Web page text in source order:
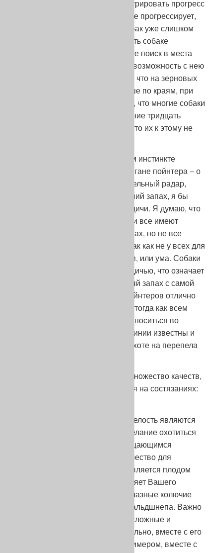
встреч с дичью должна демонстрировать прогресс
от выхода к выходу. Если она не прогрессирует,
то она не умная… И глупых собак уже слишком
много.. Охотник должен помогать собаке
приобретать опыт, направляя ее поиск в места
богатые дичью, где у нее будет возможность с нею
встретиться. Так, мы все знаем, что на зерновых
полях плотность куропатки выше по краям, при
этом на состязаниях я замечаю, что многие собаки
не идут обыскивать эти последние тридцать
метров, без сомнения потому, что их к этому не
После разговора об охотничьем инстинкте
поговорим теперь о главном органе пойнтера – о
чутье. Чутье пойнтера – удивительный радар,
способный обнаружить малейший запах, я бы
сказал, мельчайшую молекулу дичи. Я думаю, что
у всех собак есть обоняние. Они все имеют
возможность воспринимать запах, но не все
способны его анализировать, так как не у всех для
этого хватает или концентрации, или ума. Собаки
должны быть познакомлены с дичью, что означает
ассоциировать воспринимаемый запах с самой
дичью. Обоняние некоторых пойнтеров отлично
адаптируется к летней сухости, тогда как всем
известно, что запах лучше переноситься во
влажном воздухе. Некоторые линии известны и
очень ценятся в Испании для охоте на перепела
От собаки на охоте требуется множество качеств,
одно из которых не проверяется на состязаниях:
Я думаю, что страсть к дичи, смелость являются
двигателями выносливости. Желание охотиться
несколько часов под непрекращающимся
холодным дождем – ценное качество для
пользователей. Это качество является плодом
страсти, эта же страсть заставляет Вашего
пойнтера лезть в самые непролазные колючие
заросли в поисках местового вальдшнепа. Важно
ставить перед Вашим щенком сложные и
разнообразные задачи , желательно, вместе с его
матерью. Она послужит ему примером, вместе с